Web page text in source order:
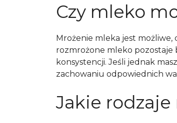
Czy mleko
Mrożenie mleka jest
rozmrożone mleko pozostaje
konsystencji. Jeśli jednak
zachowaniu odpowiednich
Jakie